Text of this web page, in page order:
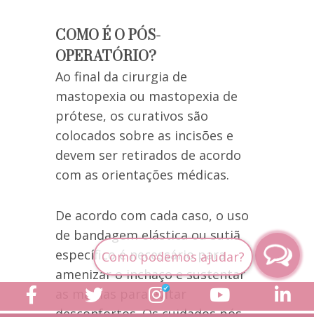
COMO É O PÓS-
OPERATÓRIO?
Ao final da cirurgia de
mastopexia ou mastopexia de
prótese, os curativos são
colocados sobre as incisões e
devem ser retirados de acordo
com as orientações médicas.
De acordo com cada caso, o uso
de bandagem elástica ou sutiã
específico é necessário para
amenizar o inchaço e sustentar
as mamas para evitar
desconfortos. Os cuidados pós-